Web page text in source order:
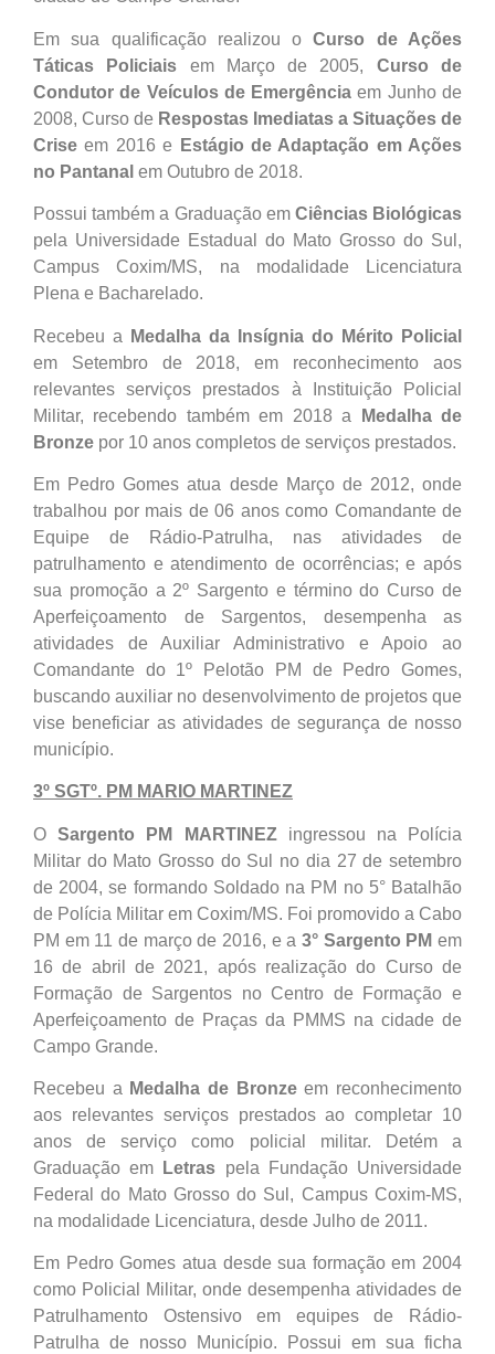
Em sua qualificação realizou oCurso de Ações
Táticas Policiais em Março de 2005, Curso de
Condutor de Veículos de Emergência em Junho de
2008, Curso de Respostas Imediatas a Situações de
Crise em 2016 e
Estágio de Adaptação em Ações
no Pantanal em Outubro de 2018.
Possui também a Graduação em Ciências Biológicas
pela Universidade Estadual do Mato Grosso do Sul,
Campus Coxim/MS, na modalidade Licenciatura
Plena e Bacharelado.
Recebeu a
Medalha da Insígnia do Mérito Policial
em Setembro de 2018, em reconhecimento aos
relevantes serviços prestados à Instituição Policial
Militar, recebendo também em 2018 a
Medalha de
Bronze por 10 anos completos de serviços prestados.
Em Pedro Gomes atua desde Março de 2012, onde
trabalhou por mais de 06 anos como Comandante de
Equipe de Rádio-Patrulha, nas atividades de
patrulhamento e atendimento de ocorrências; e após
sua promoção a 2º Sargento e término do Curso de
Aperfeiçoamento de Sargentos, desempenha as
atividades de Auxiliar Administrativo e Apoio ao
Comandante do 1º Pelotão PM de Pedro Gomes,
buscando auxiliar no desenvolvimento de projetos que
vise beneficiar as atividades de segurança de nosso
município.
3º SGTº. PM MARIO MARTINEZ
OSargento PM MARTINEZingressou na Polícia
Militar do Mato Grosso do Sul no dia 27 de setembro
de 2004, se formando Soldado na PM no 5° Batalhão
de Polícia Militar em Coxim/MS. Foi promovido a Cabo
PM em 11 de março de 2016, e a 3° Sargento PM em
16 de abril de 2021, após realização do Curso de
Formação de Sargentos no Centro de Formação e
Aperfeiçoamento de Praças da PMMS na cidade de
Campo Grande.
Recebeu a Medalha de Bronzeem reconhecimento
aos relevantes serviços prestados ao completar 10
anos de serviço como policial militar. Detém a
Graduação em
Letras pela Fundação Universidade
Federal do Mato Grosso do Sul, Campus Coxim-MS,
na modalidade Licenciatura, desde Julho de 2011.
Em Pedro Gomes atua desde sua formação em 2004
como Policial Militar, onde desempenha atividades de
Patrulhamento Ostensivo em equipes de Rádio-
Patrulha de nosso Município. Possui em sua ficha